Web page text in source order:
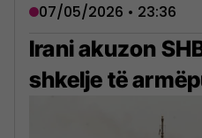
07/05/2026 • 23:36
Irani akuzon
shkelje të